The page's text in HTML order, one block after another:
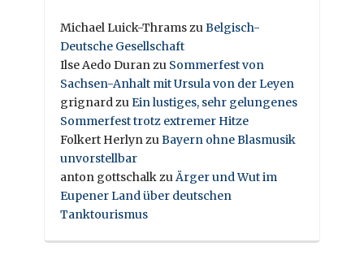
Michael Luick-ThramszuBelgisch-
Deutsche Gesellschaft
Ilse Aedo Duranzu Sommerfest von
Sachsen-Anhalt mit Ursula von der Leyen
grignardzuEin lustiges, sehr gelungenes
Sommerfest trotz extremer Hitze
Folkert HerlynzuBayern ohne Blasmusik
unvorstellbar
anton gottschalkzuÄrger und Wut im
Eupener Land über deutschen
Tanktourismus